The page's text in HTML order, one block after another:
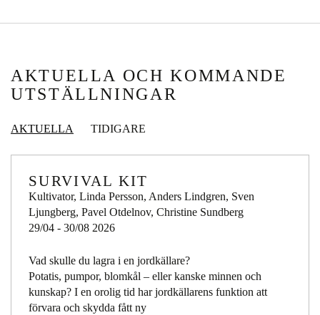
AKTUELLA OCH KOMMANDE
UTSTÄLLNINGAR
AKTUELLA TIDIGARE
SURVIVAL KIT
Kultivator, Linda Persson, Anders Lindgren, Sven
Ljungberg, Pavel Otdelnov, Christine Sundberg
29/04 - 30/08 2026
Vad skulle du lagra i en jordkällare?
Potatis, pumpor, blomkål – eller kanske minnen och
kunskap? I en orolig tid har jordkällarens funktion att
förvara och skydda fått ny